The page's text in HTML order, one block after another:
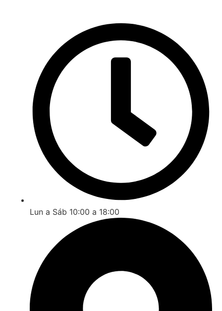
Lun a Sáb 10:00 a 18:00